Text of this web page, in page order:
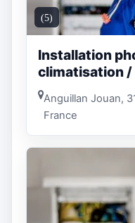
(5)
Installation
climatisation
Anguillan Jouan,
France